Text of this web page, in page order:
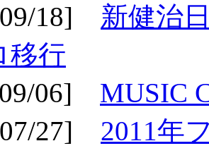
18] 新健治
移行
06] MUSIC
27] 2011年